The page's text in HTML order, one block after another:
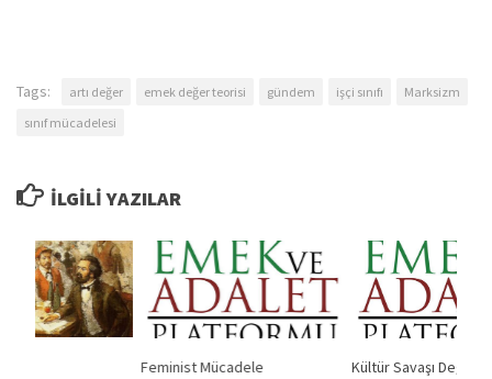
Tags: artı değer emek değer teorisi gündem işçi sınıfı
Marksizm
sınıf mücadelesi
İLGILI YAZILAR
Feminist Mücadele
Kültür Savaşı Değil